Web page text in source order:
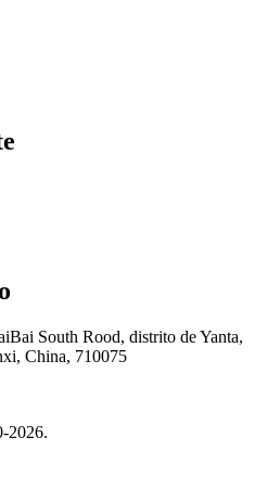
South Rood, distrito de Yanta,
China, 710075
2026.